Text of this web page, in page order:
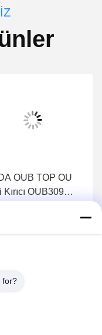
OUB TOP OU
OUB309
for?